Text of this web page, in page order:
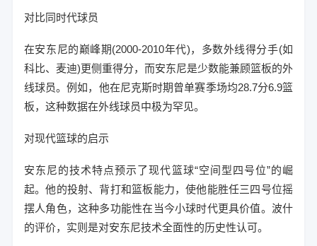
对比同时代球员
在安东尼的巅峰期(2000-2010年代)，多数外线得分手(如
科比、麦迪)更侧重得分，而安东尼是少数能兼顾篮板的外
线球员。例如，他在尼克斯时期曾单赛季场均28.7分6.9篮
板，这种数据在外线球员中极为罕见。
对现代篮球的启示
安东尼的技术特点预示了现代篮球“空间型四号位”的崛
起。他的投射、背打和篮板能力，使他能胜任三四号位摇
摆人角色，这种多功能性在当今小球时代更具价值。波什
的评价，实则是对安东尼技术全面性的历史性认可。